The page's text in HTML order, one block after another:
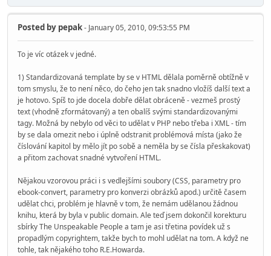
Posted by pepak- January 05, 2010, 09:53:55 PM
To je víc otázek v jedné.
1) Standardizovaná template by se v HTML dělala poměrně obtížně v
tom smyslu, že to není něco, do čeho jen tak snadno vložíš další text a
je hotovo. Spíš to jde docela dobře dělat obráceně - vezmeš prostý
text (vhodně zformátovaný) a ten obalíš svými standardizovanými
tagy. Možná by nebylo od věci to udělat v PHP nebo třeba i XML - tím
by se dala omezit nebo i úplně odstranit problémová místa (jako že
číslování kapitol by mělo jít po sobě a neměla by se čísla přeskakovat)
a přitom zachovat snadné vytvoření HTML.
Nějakou vzorovou práci i s vedlejšími soubory (CSS, parametry pro
ebook-convert, parametry pro konverzi obrázků apod.) určitě časem
udělat chci, problém je hlavně v tom, že nemám udělanou žádnou
knihu, která by byla v public domain. Ale teď jsem dokončil korekturu
sbírky The Unspeakable People a tam je asi třetina povídek už s
propadlým copyrightem, takže bych to mohl udělat na tom. A když ne
tohle, tak nějakého toho R.E.Howarda.